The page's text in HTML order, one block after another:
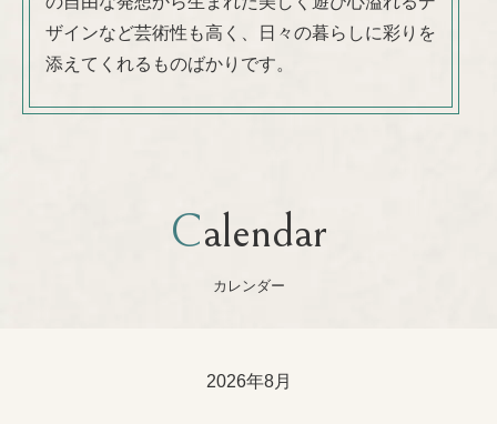
ザインなど芸術性も高く、日々の暮らしに彩りを
添えてくれるものばかりです。
Calendar
カレンダー
2026年8月